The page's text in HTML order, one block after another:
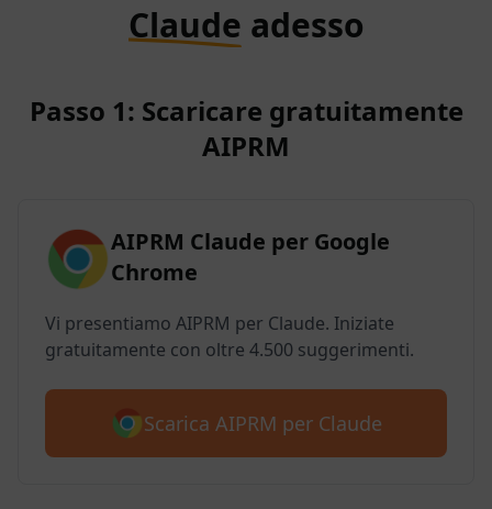
Claude adesso
Passo 1: Scaricare gratuitamente
AIPRM
AIPRM Claude per Google
Chrome
Vi presentiamo AIPRM per Claude. Iniziate
gratuitamente con oltre 4.500 suggerimenti.
Scarica AIPRM per Claude